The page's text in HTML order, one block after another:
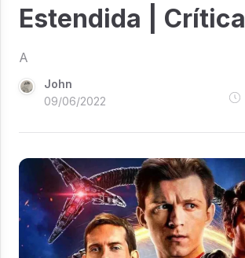
Estendida | Crítica
A
John
09/06/2022